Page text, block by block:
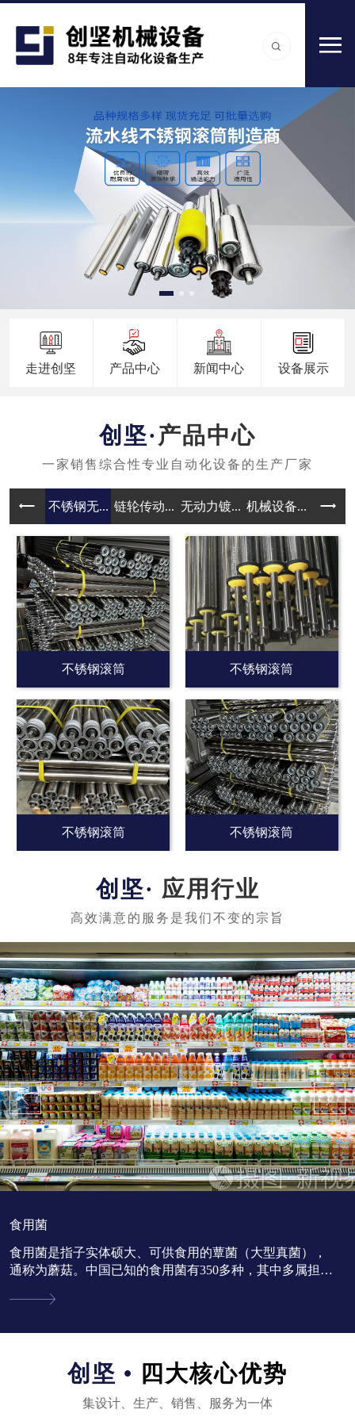
走进创坚 产品中心 新闻中心 设备展示
产品中心
不锈钢无... 链轮传动... 无动力镀... 机械设备... 无动
不锈钢滚筒 不锈钢滚筒
不锈钢滚筒 不锈钢滚筒
应用行业
食用菌
食用菌是指子实体硕大、可供食用的蕈菌（大型真菌），
通称为蘑菇。中国已知的食用菌有350多种，其中多属担子
创坚 • 四大核心优势
集设计、生产、销售、服务为一体